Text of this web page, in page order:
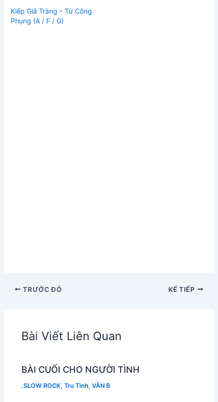
Kiếp Giã Tràng – Từ Công
Phụng (A / F / G)
TRƯỚC ĐÓ KẾ TIẾP
Bài Viết Liên Quan
BÀI CUỐI CHO NGƯỜI TÌNH
.SLOW ROCK,Tru Tinh,VẦN B